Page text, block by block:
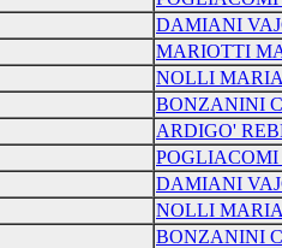
DAMIANI
MARIOTTI
NOLLI
BONZANINI
ARDIGO'
DAMIANI
NOLLI
BONZANINI